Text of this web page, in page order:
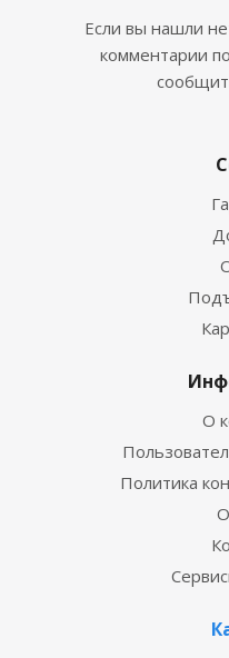
Если вы нашли
комментарии
О
Политика